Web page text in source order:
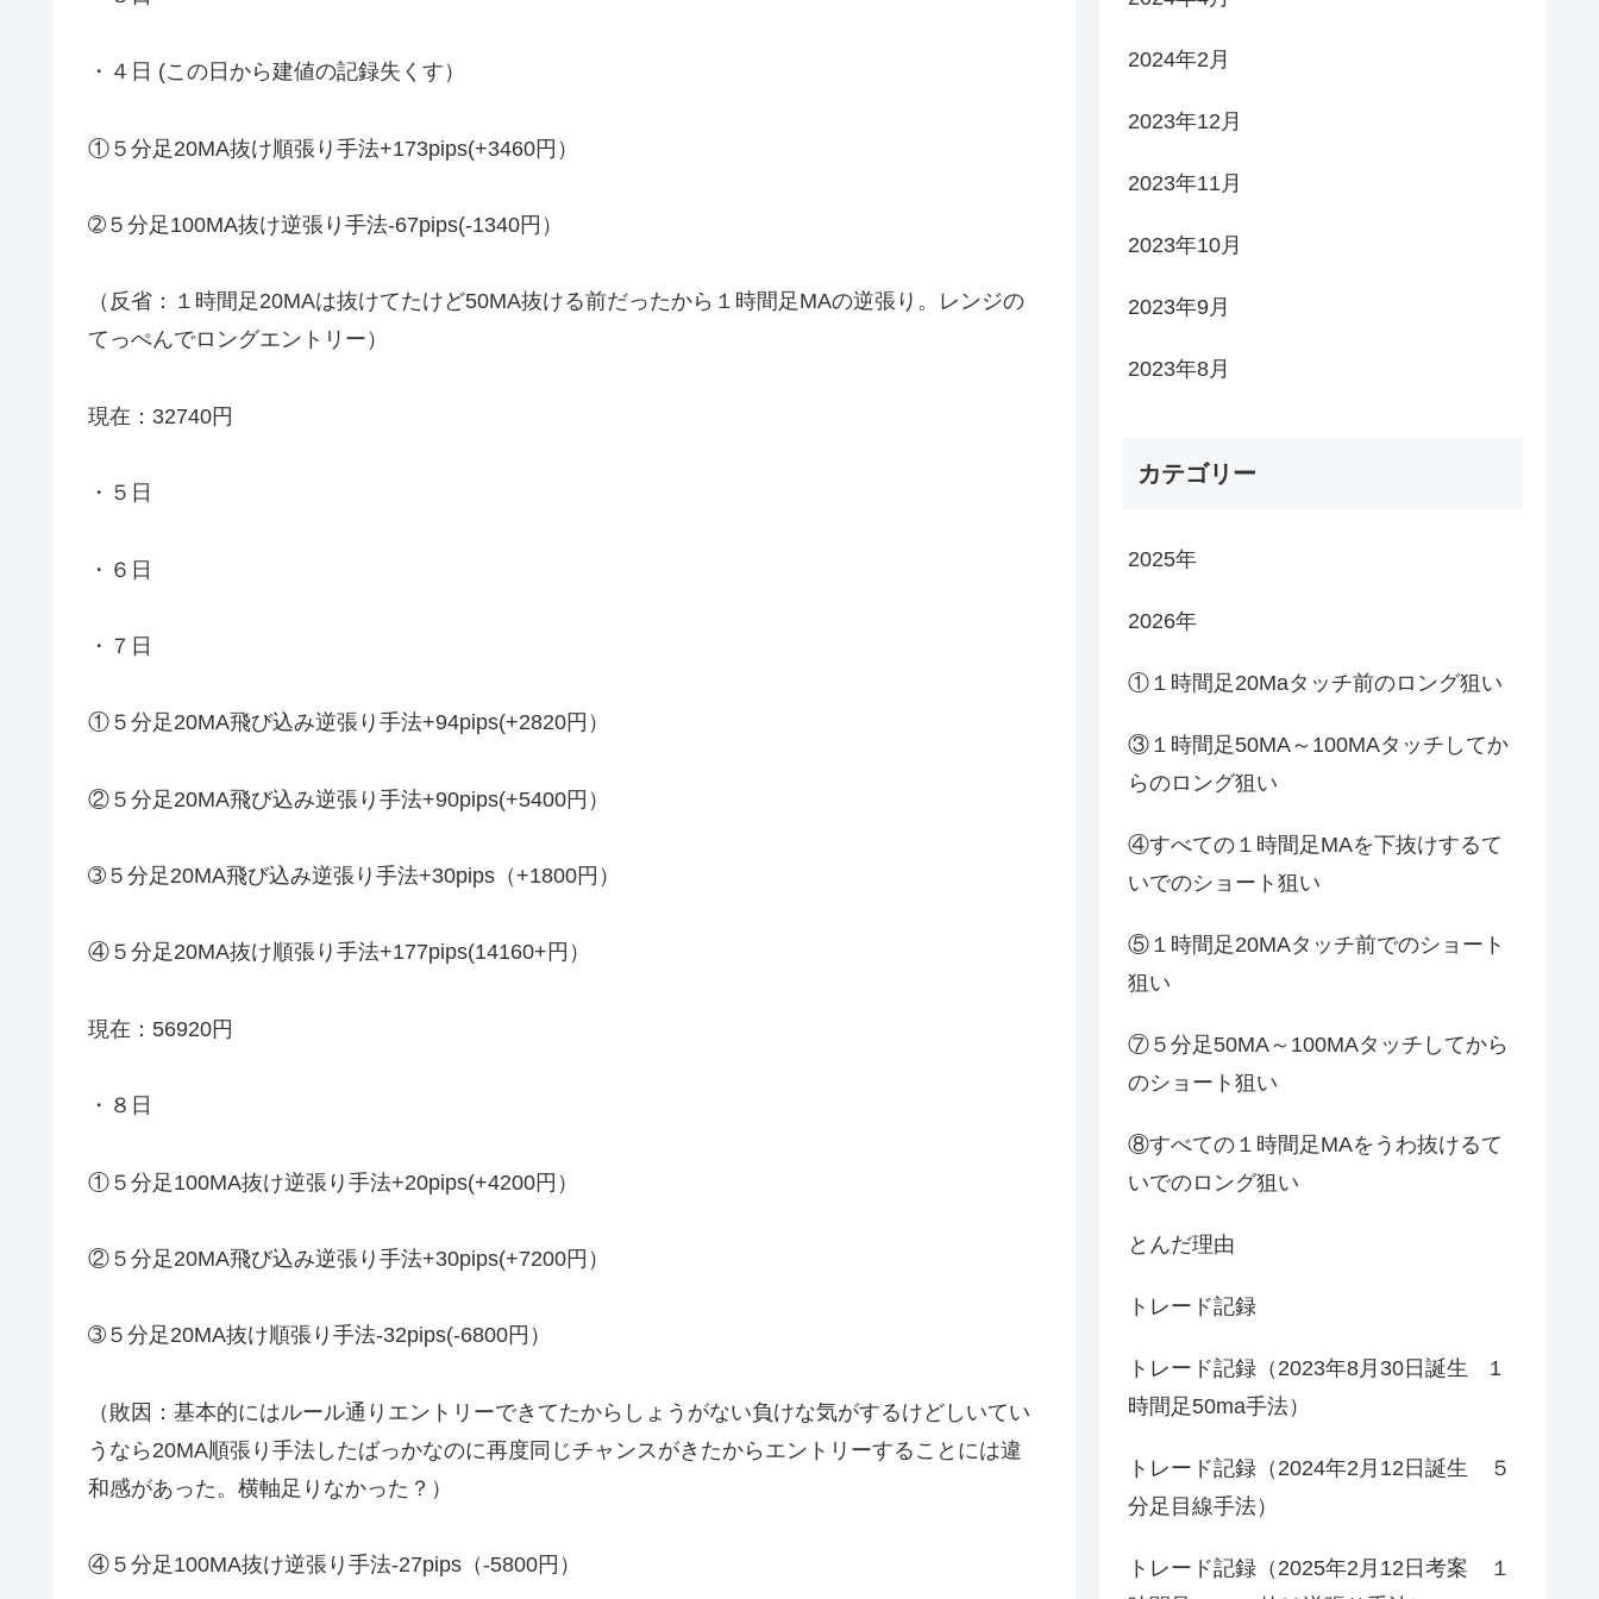
・４日 (この日から建値の記録失くす）
①５分足20MA抜け順張り手法+173pips(+3460円）
➁５分足100MA抜け逆張り手法-67pips(-1340円）
（反省：１時間足20MAは抜けてたけど50MA抜ける前だったから１時間足MAの逆張り。レンジの
てっぺんでロングエントリー）
現在：32740円
・５日
・６日
・７日
①５分足20MA飛び込み逆張り手法+94pips(+2820円）
②５分足20MA飛び込み逆張り手法+90pips(+5400円）
➂５分足20MA飛び込み逆張り手法+30pips（+1800円）
④５分足20MA抜け順張り手法+177pips(14160+円）
現在：56920円
・８日
①５分足100MA抜け逆張り手法+20pips(+4200円）
②５分足20MA飛び込み逆張り手法+30pips(+7200円）
➂５分足20MA抜け順張り手法-32pips(-6800円）
（敗因：基本的にはルール通りエントリーできてたからしょうがない負けな気がするけどしいてい
うなら20MA順張り手法したばっかなのに再度同じチャンスがきたからエントリーすることには違
和感があった。横軸足りなかった？）
④５分足100MA抜け逆張り手法-27pips（-5800円）
2024年2月
2023年12月
2023年11月
2023年10月
2023年9月
2023年8月
カテゴリー
2025年
2026年
①１時間足20Maタッチ前のロング狙い
③１時間足50MA～100MAタッチしてか
らのロング狙い
④すべての１時間足MAを下抜けするて
いでのショート狙い
⑤１時間足20MAタッチ前でのショート
狙い
⑦５分足50MA～100MAタッチしてから
のショート狙い
⑧すべての１時間足MAをうわ抜けるて
いでのロング狙い
とんだ理由
トレード記録
トレード記録（2023年8月30日誕生 1
時間足50ma手法）
トレード記録（2024年2月12日誕生 ５
分足目線手法）
トレード記録（2025年2月12日考案 １